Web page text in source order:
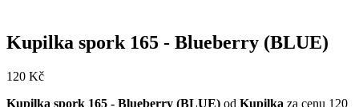
Kupilka spork 165 - Blueberry (BLUE)
120 Kč
Kupilka spork 165 - Blueberry (BLUE) od Kupilka za cenu 120